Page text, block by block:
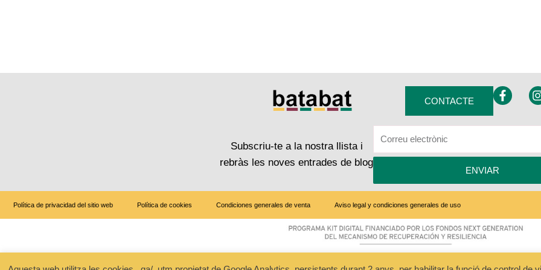
CONTACTE
F
a
e
o
-
f
I
t
r
Subscriu-te a la nostra llista i
rebràs les noves entrades de blog
ENVIAR
Política de privacidad del sitio web Política de cookies Condiciones generales de venta Aviso legal y condiciones generales de uso